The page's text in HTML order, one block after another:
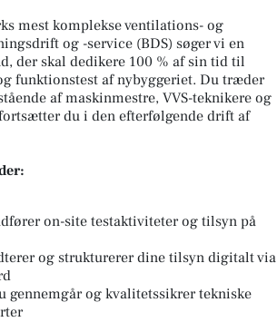
mest komplekse ventilations- og
og -service (BDS) søger vi en
der skal dedikere 100 % af sin tid til
funktionstest af nybyggeriet. Du træder
af maskinmestre, VVS-teknikere og
du i den efterfølgende drift af
on-site testaktiviteter og tilsyn på
og strukturerer dine tilsyn digitalt via
gennemgår og kvalitetssikrer tekniske